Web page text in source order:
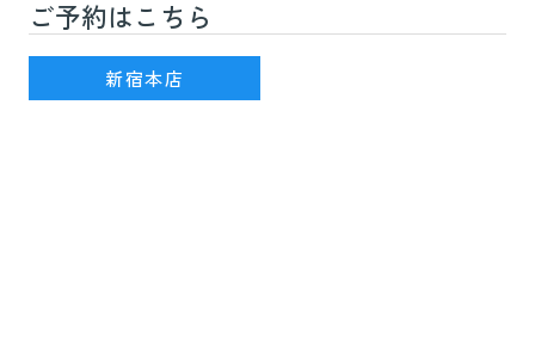
ご予約はこちら
新宿本店